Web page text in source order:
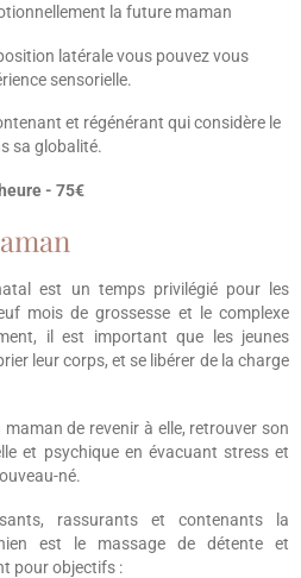
la future maman
latérale vous pouvez vous
sensorielle.
et régénérant qui considère le
sa globalité.
- 75€
est un temps privilégié pour les
mois de grossesse et le complexe
il est important que les jeunes
leur corps, et se libérer de la charge
de revenir à elle, retrouver son
et psychique en évacuant stress et
né.
rassurants et contenants la
est le massage de détente et
pour objectifs :